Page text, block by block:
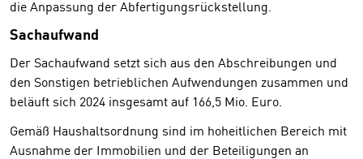
die Anpassung der Abfertigungsrückstellung.
Sachaufwand
Der Sachaufwand setzt sich aus den Abschreibungen und
den Sonstigen betrieblichen Aufwendungen zusammen und
beläuft sich 2024 insgesamt auf 166,5 Mio. Euro.
Gemäß Haushaltsordnung sind im hoheitlichen Bereich mit
Ausnahme der Immobilien und der Beteiligungen an